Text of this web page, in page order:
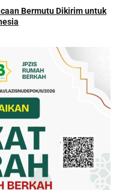
Bermutu Dikirim untuk